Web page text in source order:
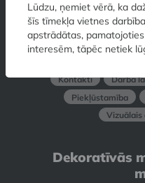
Mākslas
Doma laukums
Kontakti Darba
Piekļūstamība
Vizuālais
Dekoratīvās
Lūdzu, ņemiet vērā, ka
šīs tīmekļa vietnes
apstrādātas,
interesēm, tāpēc netiek